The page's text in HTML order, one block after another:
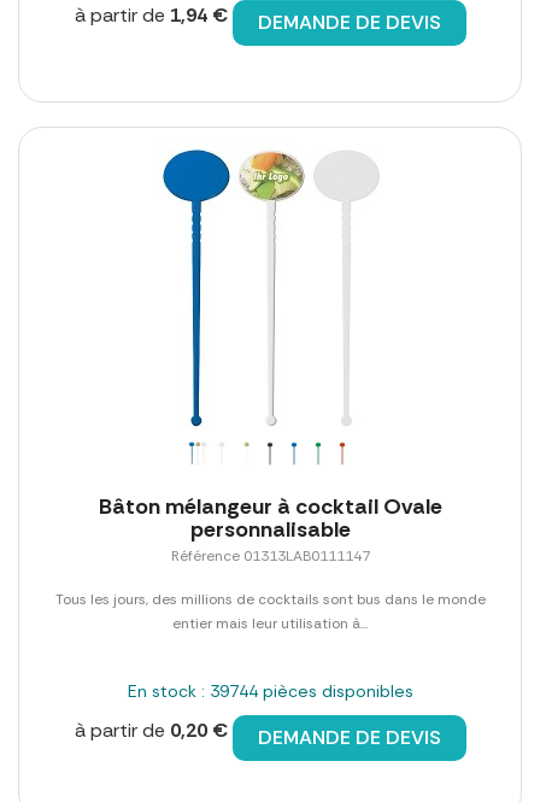
à partir de 1,94 € DEMANDE DE DEVIS
Bâton mélangeur à cocktail Ovale
personnalisable
Référence 01313LAB0111147
Tous les jours, des millions de cocktails sont bus dans le monde
entier mais leur utilisation à...
En stock : 39744 pièces disponibles
à partir de 0,20 € DEMANDE DE DEVIS